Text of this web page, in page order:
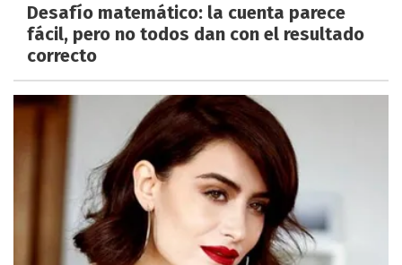
Desafío matemático: la cuenta parece
fácil, pero no todos dan con el resultado
correcto